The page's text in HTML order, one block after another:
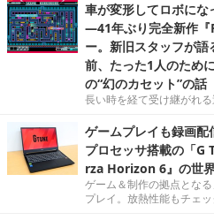
車が変形してロボに
―41年ぶり完全新作『
ー。新旧スタッフが
前、たった1人のため
の“幻のカセット”の話
長い時を経て受け継がれ
ゲームプレイも録画
プロセッサ搭載の「G
rza Horizon 6』の世
ゲーム＆制作の拠点とな
プレイ。放熱性能もチェッ